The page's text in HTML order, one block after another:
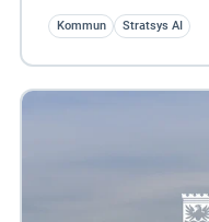
Kommun Stratsys AI